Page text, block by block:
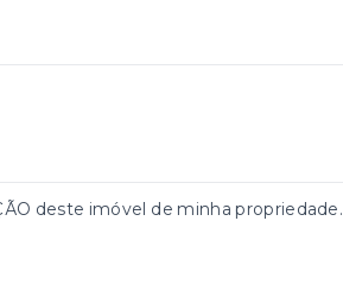
deste imóvel de minha propriedade.